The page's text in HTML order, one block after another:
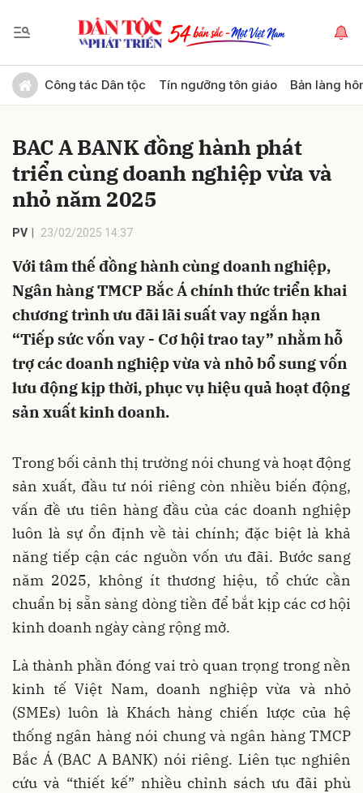
Công tác Dân tộc Tín ngưỡng tôn giáo Bản làng
BAC A BANK đồng hành phát
triển cùng doanh nghiệp vừa và
nhỏ năm 2025
PV 23/02/2025 14:37
Với tâm thế đồng hành cùng doanh nghiệp,
Ngân hàng TMCP Bắc Á chính thức triển khai
chương trình ưu đãi lãi suất vay ngắn hạn
“Tiếp sức vốn vay - Cơ hội trao tay” nhằm hỗ
trợ các doanh nghiệp vừa và nhỏ bổ sung vốn
lưu động kịp thời, phục vụ hiệu quả hoạt động
sản xuất kinh doanh.
Trong bối cảnh thị trường nói chung và hoạt động
sản xuất, đầu tư nói riêng còn nhiều biến động,
vấn đề ưu tiên hàng đầu của các doanh nghiệp
luôn là sự ổn định về tài chính; đặc biệt là khả
năng tiếp cận các nguồn vốn ưu đãi. Bước sang
năm 2025, không ít thương hiệu, tổ chức cần
chuẩn bị sẵn sàng dòng tiền để bắt kịp các cơ hội
kinh doanh ngày càng rộng mở.
Là thành phần đóng vai trò quan trọng trong nền
kinh tế Việt Nam, doanh nghiệp vừa và nhỏ
(SMEs) luôn là Khách hàng chiến lược của hệ
thống ngân hàng nói chung và ngân hàng TMCP
Bắc Á (BAC A BANK) nói riêng. Liên tục nghiên
cứu và “thiết kế” nhiều chỉnh sách ưu đãi phù
Gửi bình luận